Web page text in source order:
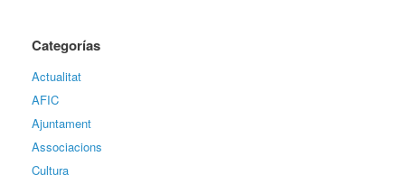
Categorías
Actualitat
AFIC
Ajuntament
Associacions
Cultura